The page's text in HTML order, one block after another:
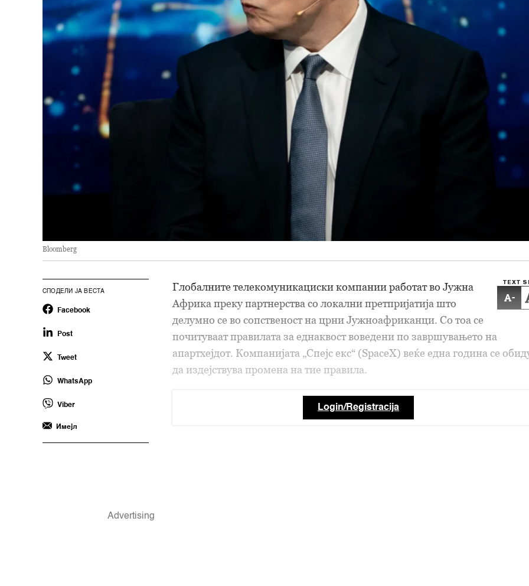
Bloomberg
СПОДЕЛИ ЈА ВЕСТА
Facebook
Post
Tweet
WhatsApp
Viber
Имејл
TEXT
-
Глобалните телекомуникациски компании работат во Јужна
Африка преку партнерства со локални претпријатија што
делумно се во сопственост на црни Јужноафриканци. Со тоа се
почитуваат правилата за еднаквост воведени по завршувањето на
апартхејдот. Компанијата „Спејс екс“ (SpaceX) веќе една година се
да издејствува промена на тие правила.
Login/Registracija